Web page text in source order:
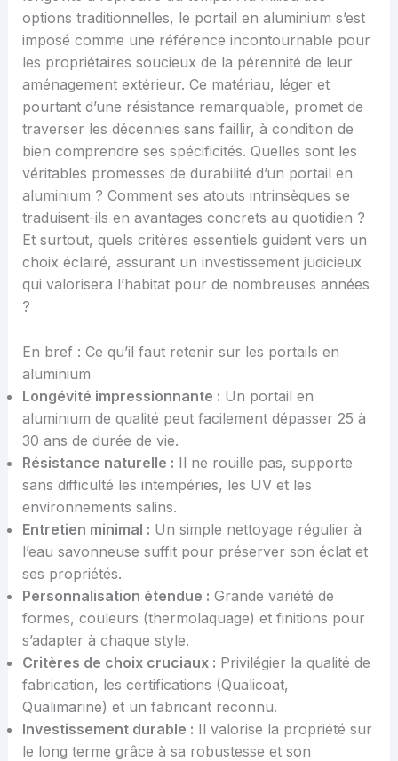
options traditionnelles, le portail en aluminium s’est
imposé comme une référence incontournable pour
les propriétaires soucieux de la pérennité de leur
aménagement extérieur. Ce matériau, léger et
pourtant d’une résistance remarquable, promet de
traverser les décennies sans faillir, à condition de
bien comprendre ses spécificités. Quelles sont les
véritables promesses de durabilité d’un portail en
aluminium ? Comment ses atouts intrinsèques se
traduisent-ils en avantages concrets au quotidien ?
Et surtout, quels critères essentiels guident vers un
choix éclairé, assurant un investissement judicieux
qui valorisera l’habitat pour de nombreuses années
?
En bref : Ce qu’il faut retenir sur les portails en
aluminium
Longévité impressionnante : Un portail en
aluminium de qualité peut facilement dépasser 25 à
30 ans de durée de vie.
Résistance naturelle : Il ne rouille pas, supporte
sans difficulté les intempéries, les UV et les
environnements salins.
Entretien minimal : Un simple nettoyage régulier à
l’eau savonneuse suffit pour préserver son éclat et
ses propriétés.
Personnalisation étendue : Grande variété de
formes, couleurs (thermolaquage) et finitions pour
s’adapter à chaque style.
Critères de choix cruciaux : Privilégier la qualité de
fabrication, les certifications (Qualicoat,
Qualimarine) et un fabricant reconnu.
Investissement durable : Il valorise la propriété sur
le long terme grâce à sa robustesse et son